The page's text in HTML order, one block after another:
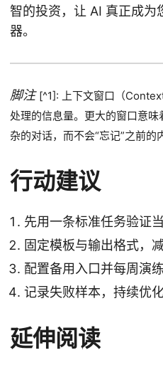
智的投资，让 AI 真正成为
器。
脚注 [^1]: 上下文窗口（
处理的信息量。更大的窗口意
杂的对话，而不会“忘记”之前的
行动建议
先用一条标准任务验证
固定模板与输出格式，
配置备用入口并每周演
记录失败样本，持续优化
延伸阅读